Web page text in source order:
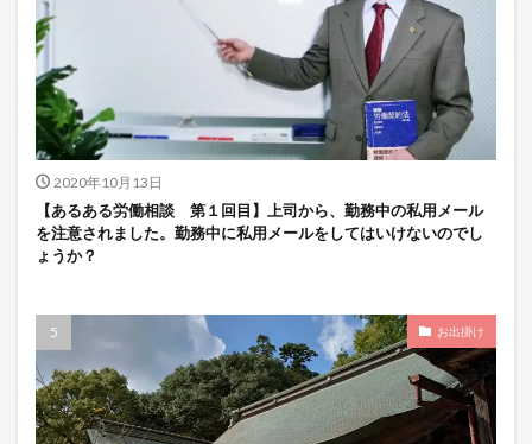
2020年10月13日
【あるある労働相談 第１回目】上司から、勤務中の私用メール
を注意されました。勤務中に私用メールをしてはいけないのでし
ょうか？
お出掛け